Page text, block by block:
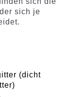
sich je
(dicht